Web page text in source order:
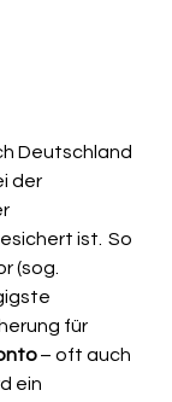
Deutschland
der
ist.  So
(sog.
für
– oft auch
ein